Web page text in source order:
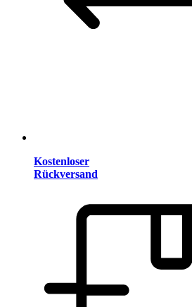
Kostenloser
Rückversand